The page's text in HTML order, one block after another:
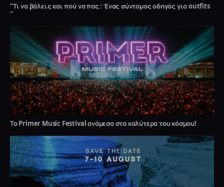
“Τι να βάλεις και πού να πας : Ένας σύντομος οδηγός για outfits
"
Το Primer Music Festival ανάμεσα στα καλύτερα του κόσμου!